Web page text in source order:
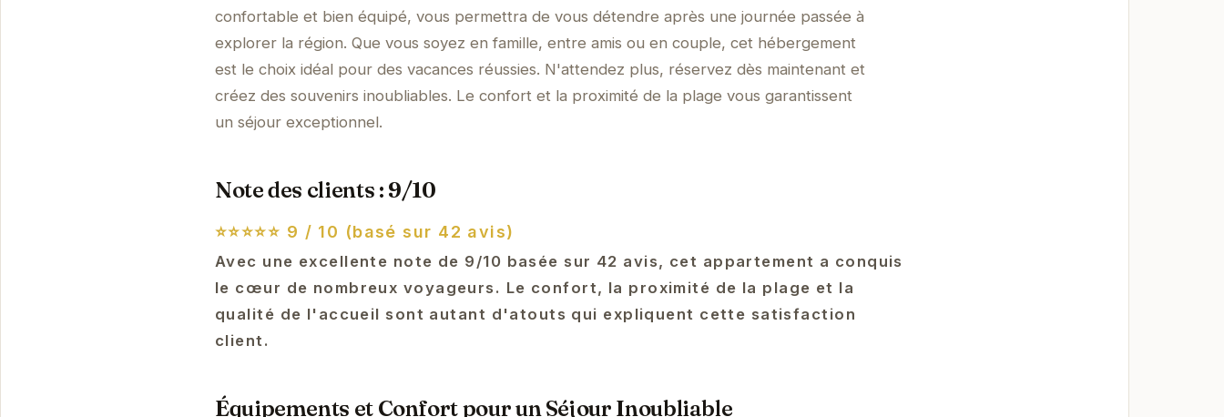
confortable et bien équipé, vous permettra de vous détendre après une journée passée à
explorer la région. Que vous soyez en famille, entre amis ou en couple, cet hébergement
est le choix idéal pour des vacances réussies. N'attendez plus, réservez dès maintenant et
créez des souvenirs inoubliables. Le confort et la proximité de la plage vous garantissent
un séjour exceptionnel.
Note des clients : 9/10
⭐⭐⭐⭐⭐ 9 / 10 (basé sur 42 avis)
Avec une excellente note de 9/10 basée sur 42 avis, cet appartement a conquis
le cœur de nombreux voyageurs. Le confort, la proximité de la plage et la
qualité de l'accueil sont autant d'atouts qui expliquent cette satisfaction
client.
Équipements et Confort pour un Séjour Inoubliable